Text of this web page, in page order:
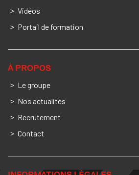
Vidéos
Portail de formation
À PROPOS
Le groupe
Nos actualités
Recrutement
Contact